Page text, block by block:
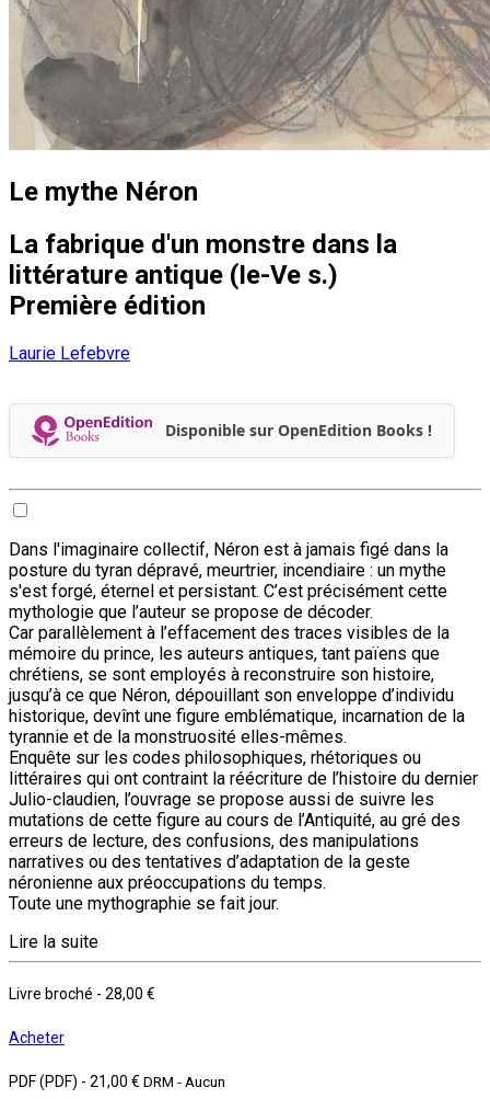
Le mythe Néron
La fabrique d'un monstre dans la
littérature antique (Ie-Ve s.)
Première édition
Laurie Lefebvre
Disponible sur OpenEdition Books !
Dans l'imaginaire collectif, Néron est à jamais figé dans la
posture du tyran dépravé, meurtrier, incendiaire : un mythe
s'est forgé, éternel et persistant. C’est précisément cette
mythologie que l’auteur se propose de décoder.
Car parallèlement à l’effacement des traces visibles de la
mémoire du prince, les auteurs antiques, tant païens que
chrétiens, se sont employés à reconstruire son histoire,
jusqu’à ce que Néron, dépouillant son enveloppe d’individu
historique, devînt une figure emblématique, incarnation de la
tyrannie et de la monstruosité elles-mêmes.
Enquête sur les codes philosophiques, rhétoriques ou
littéraires qui ont contraint la réécriture de l’histoire du dernier
Julio-claudien, l’ouvrage se propose aussi de suivre les
mutations de cette figure au cours de l’Antiquité, au gré des
erreurs de lecture, des confusions, des manipulations
narratives ou des tentatives d’adaptation de la geste
néronienne aux préoccupations du temps.
Toute une mythographie se fait jour.
Lire la suite
Livre broché - 28,00 €
Acheter
PDF (PDF) - 21,00 € DRM - Aucun